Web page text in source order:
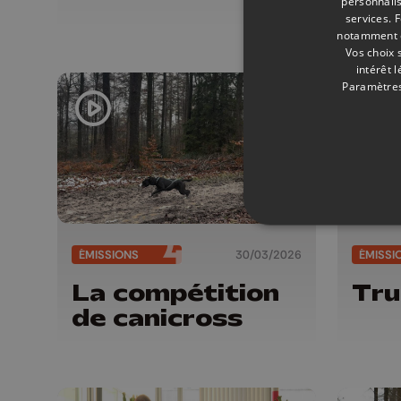
ÉMISSIONS 30/03/2026
La compétition
de canicross
services.
notamment
Vos choix
intérêt